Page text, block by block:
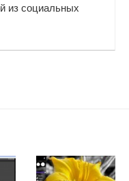
из социальных